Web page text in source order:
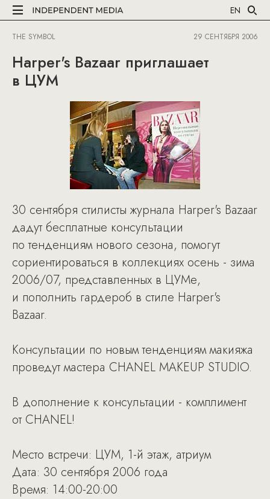
EN
THE SYMBOL 29 СЕНТЯБРЯ 2006
Harper's Bazaar приглашает
в ЦУМ
30 сентября стилисты журнала Harper's Bazaar
дадут бесплатные консультации
по тенденциям нового сезона, помогут
сориентироваться в коллекциях осень - зима
2006/07, представленных в ЦУМе,
и пополнить гардероб в стиле Harper's
Bazaar.
Консультации по новым тенденциям макияжа
проведут мастера CHANEL MAKEUP STUDIO.
В дополнение к консультации - комплимент
от CHANEL!
Место встречи: ЦУМ, 1-й этаж, атриум
Дата: 30 сентября 2006 года
Время: 14:00-20:00